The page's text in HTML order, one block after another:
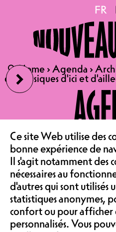
›
FR
🔍Home ›Agenda ›
des musiques d'ici et
LE
FR
🔍Home ›Agenda ›
des musiques d'ici et
Neues
musiques
+ Brunch
D'AILLEURS
+ BRUNCH
(10:00
ATELIER |
Ce site Web utilise des
bonne expérience de
Il s'agit notamment des
nécessaires au
d'autres qui sont utilisés
statistiques anonymes,
confort ou pour afficher
personnalisés. Vous